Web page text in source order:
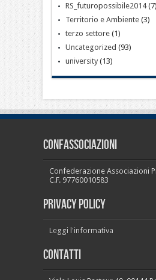
RS_futuropossibile2014(7)
Territorio e Ambiente(3)
terzo settore(1)
Uncategorized (93)
university(13)
CONFASSOCIAZIONI
Confederazione Associazioni
C.F. 97760010583
PRIVACY POLICY
Leggi l'informativa
Contatti